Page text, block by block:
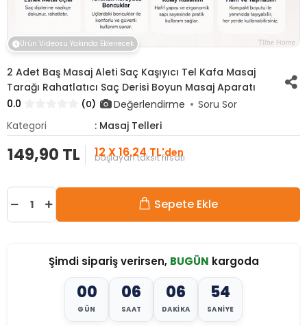
Ürün Videosu Yakında Eklenecek
2 Adet Baş Masaj Aleti Saç Kaşıyıcı Tel Kafa Masaj
Tarağı Rahatlatıcı Saç Derisi Boyun Masaj Aparatı
0.0
(0) Değerlendirme
Soru Sor
Kategori
: Masaj Telleri
149,90 TL 12 X 16,24 TL'den
başlayan taksit fırsatı
Sepete Ekle
Şimdi sipariş verirsen, BUGÜN kargoda
00
GÜN
06
SAAT
06
DAKIKA
52
SANIYE